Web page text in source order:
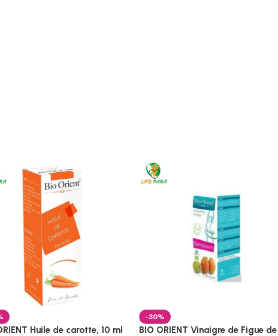
Huile de carotte, 10 ml
-30%
BIO ORIENT Vinaigre de Figue de